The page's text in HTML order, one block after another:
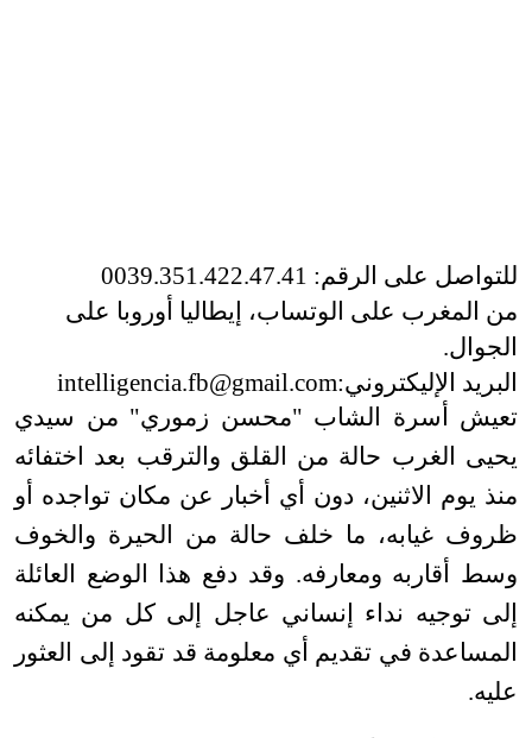
للتواصل على الرقم: 0039.351.422.47.41
من المغرب على الوتساب، إيطاليا أوروبا على
الجوال.
البريد الإليكتروني:intelligencia.fb@gmail.com
تعيش أسرة الشاب "محسن زموري" من سيدي
يحيى الغرب حالة من القلق والترقب بعد اختفائه
منذ يوم الاثنين، دون أي أخبار عن مكان تواجده أو
ظروف غيابه، ما خلف حالة من الحيرة والخوف
وسط أقاربه ومعارفه. وقد دفع هذا الوضع العائلة
إلى توجيه نداء إنساني عاجل إلى كل من يمكنه
المساعدة في تقديم أي معلومة قد تقود إلى العثور
عليه.